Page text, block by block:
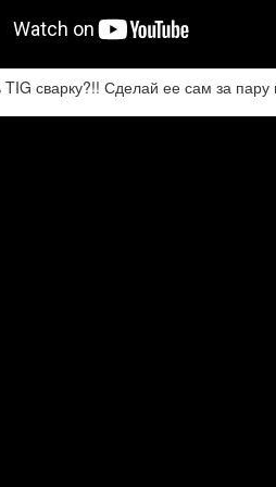
TIG сварку?!! Сделай ее сам за пару